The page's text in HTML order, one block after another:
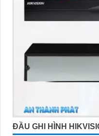
ĐẦU GHI HÌNH